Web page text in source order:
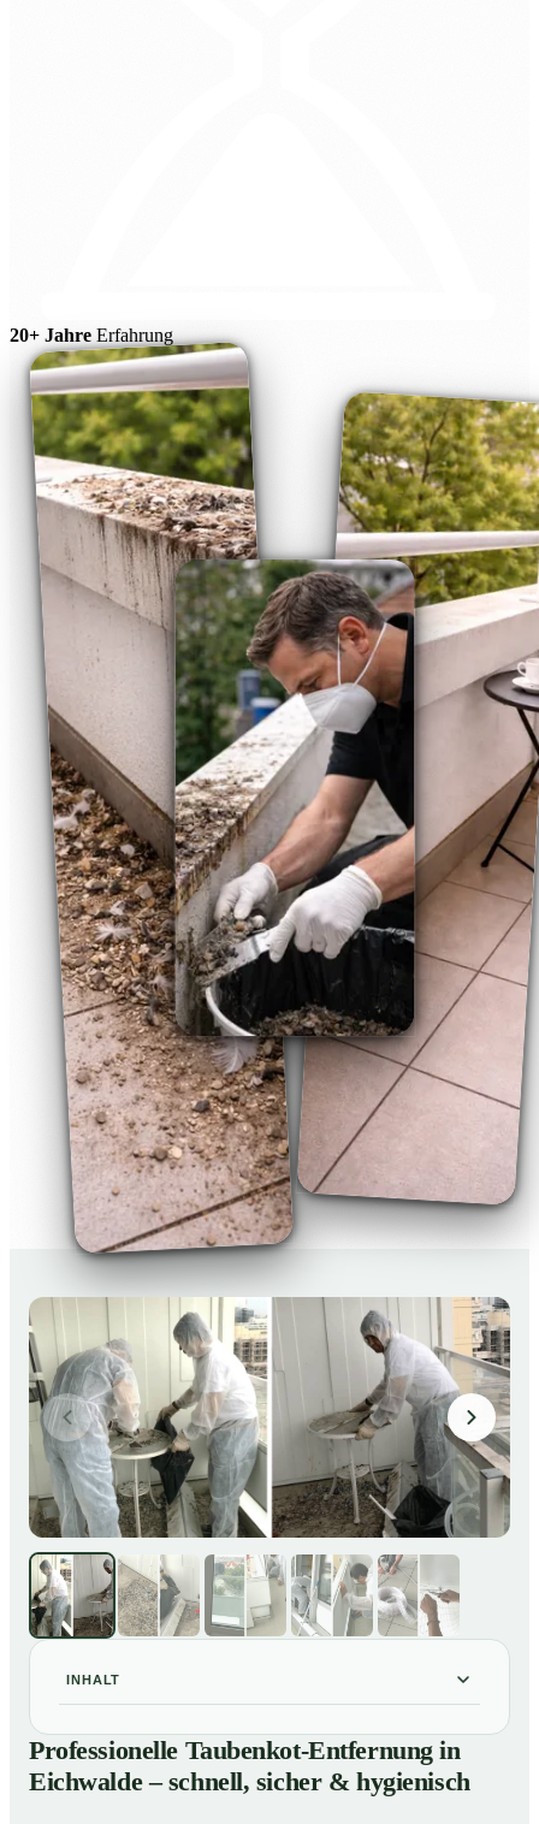
20+ Jahre Erfahrung
INHALT
01 Professionelle Taubenkot-Entfernung in Eichwalde –
schnell, sicher & hygienisch
Warum professionelle Taubenkot-Entfernung in
Professionelle Taubenkot-Entfernung in
Eichwalde – schnell, sicher & hygienisch